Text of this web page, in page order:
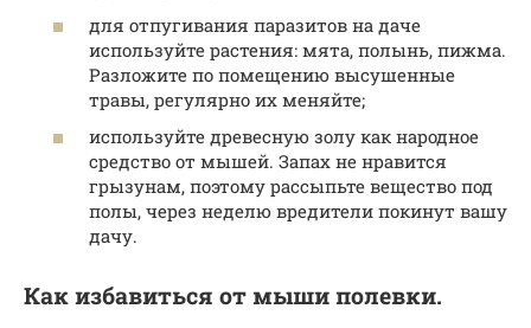
для отпугивания паразитов на даче
используйте растения: мята, полынь, пижма.
Разложите по помещению высушенные
травы, регулярно их меняйте;
используйте древесную золу как народное
средство от мышей. Запах не нравится
грызунам, поэтому рассыпьте вещество под
полы, через неделю вредители покинут вашу
дачу.
Как избавиться от мыши полевки.